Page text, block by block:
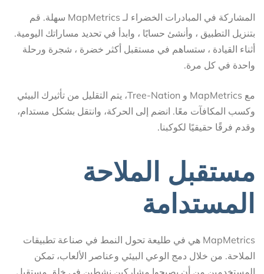
المشاركة في المبادرات الخضراء لـ MapMetrics سهلة. قم
بتنزيل التطبيق ، وأنشئ حسابًا ، وابدأ في تحديد مساراتك اليومية.
أثناء القيادة ، ستساهم في مستقبل أكثر خضرة ، شجرة ورحلة
واحدة في كل مرة.
مع MapMetrics و Tree-Nation، يتم التقليل من تأثيرك البيئي
وكسب المكافآت معًا. انضم إلى الحركة، وانتقل بشكل مستدام،
وقدم فرقًا حقيقيًا لكوكبنا.
مستقبل الملاحة
المستدامة
MapMetrics هي في طليعة تحول النمط في صناعة تطبيقات
الملاحة. من خلال دمج الوعي البيئي وعناصر الألعاب، تمكن